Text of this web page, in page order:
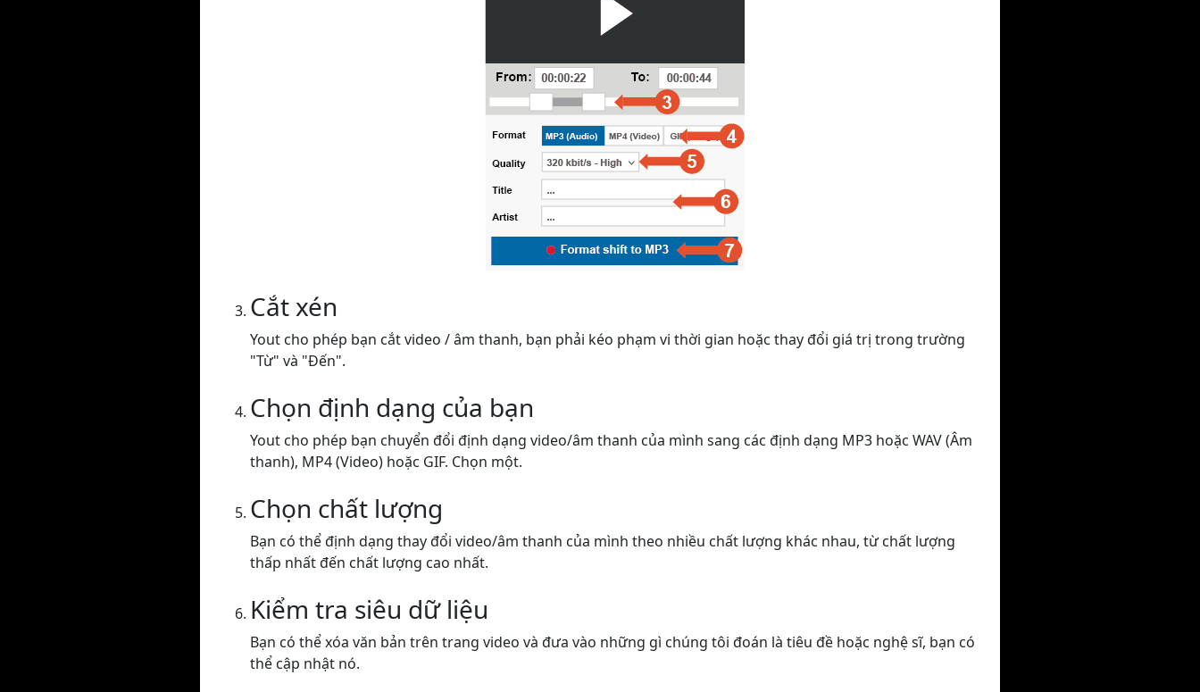
Cắt xén
Yout cho phép bạn cắt video / âm thanh, bạn phải kéo phạm vi thời gian hoặc thay đổi giá trị trong trường
"Từ" và "Đến".
Chọn định dạng của bạn
Yout cho phép bạn chuyển đổi định dạng video/âm thanh của mình sang các định dạng MP3 hoặc WAV (Âm
thanh), MP4 (Video) hoặc GIF. Chọn một.
Chọn chất lượng
Bạn có thể định dạng thay đổi video/âm thanh của mình theo nhiều chất lượng khác nhau, từ chất lượng
thấp nhất đến chất lượng cao nhất.
Kiểm tra siêu dữ liệu
Bạn có thể xóa văn bản trên trang video và đưa vào những gì chúng tôi đoán là tiêu đề hoặc nghệ sĩ, bạn có
thể cập nhật nó.